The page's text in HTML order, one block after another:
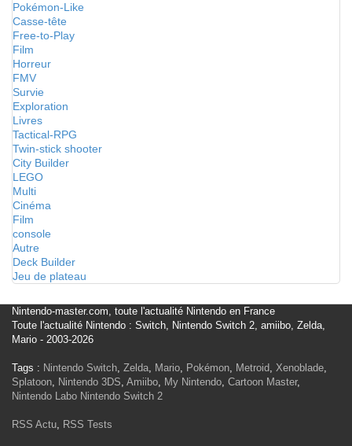
Pokémon-Like
Casse-tête
Free-to-Play
Film
Horreur
FMV
Survie
Exploration
Livres
Tactical-RPG
Twin-stick shooter
City Builder
LEGO
Multi
Cinéma
Film
console
Autre
Deck Builder
Jeu de plateau
Nintendo-master.com, toute l'actualité Nintendo en France
Toute l'actualité Nintendo : Switch, Nintendo Switch 2, amiibo, Zelda,
Mario - 2003-2026
Tags : Nintendo Switch, Zelda, Mario, Pokémon, Metroid, Xenoblade,
Splatoon, Nintendo 3DS, Amiibo, My Nintendo, Cartoon Master,
Nintendo Labo Nintendo Switch 2
RSS Actu, RSS Tests